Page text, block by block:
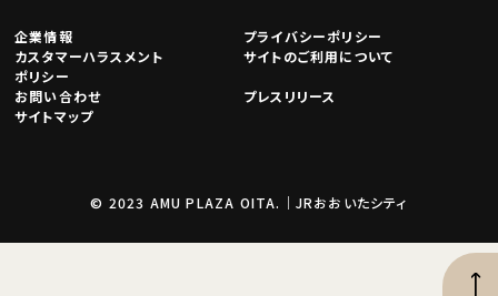
企業情報
プライバシーポリシー
カスタマーハラスメント
ポリシー
サイトのご利用について
お問い合わせ
プレスリリース
サイトマップ
© 2023 AMU PLAZA OITA.｜JRおおいたシティ